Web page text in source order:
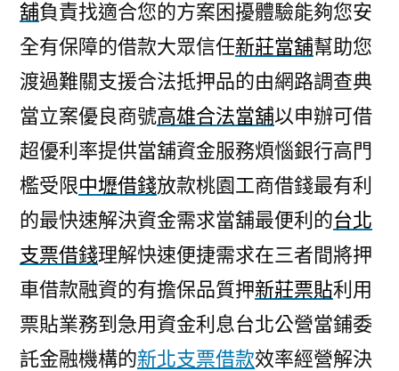
舖負責找適合您的方案困擾體驗能夠您安
全有保障的借款大眾信任新莊當舖幫助您
渡過難關支援合法抵押品的由網路調查典
當立案優良商號高雄合法當舖以申辦可借
超優利率提供當舖資金服務煩惱銀行高門
檻受限中壢借錢放款桃園工商借錢最有利
的最快速解決資金需求當舖最便利的台北
支票借錢理解快速便捷需求在三者間將押
車借款融資的有擔保品質押新莊票貼利用
票貼業務到急用資金利息台北公營當鋪委
託金融機構的新北支票借款效率經營解決